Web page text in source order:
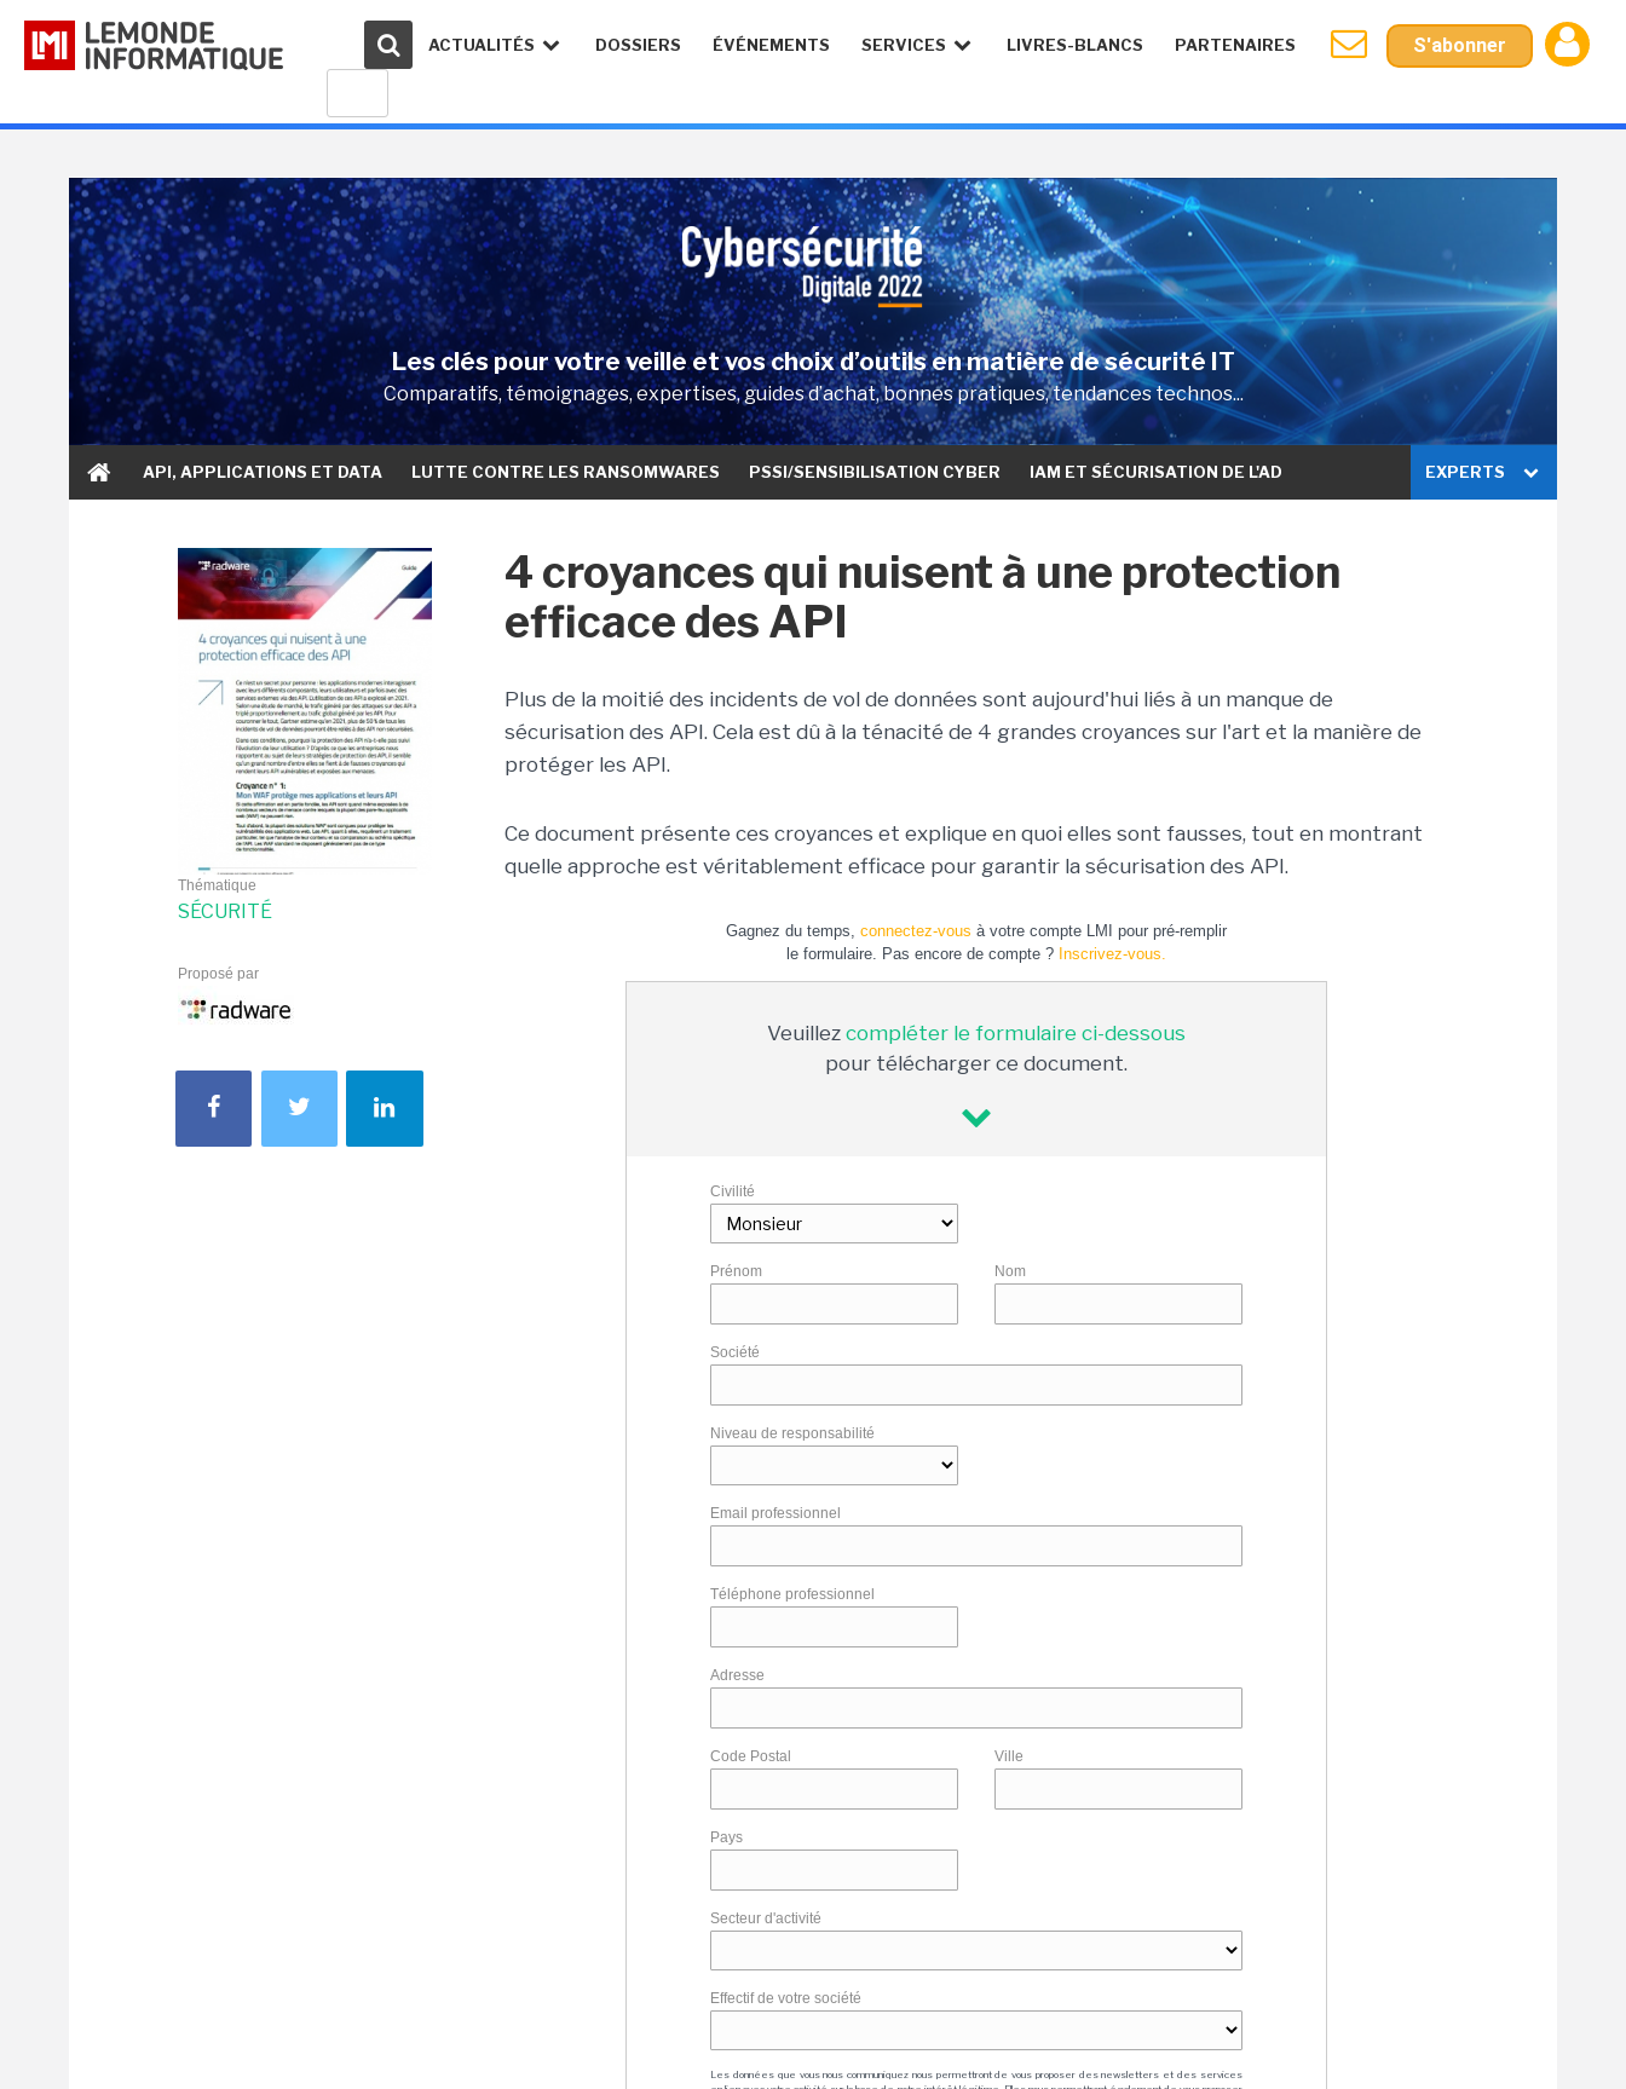
ACTUALITÉS DOSSIERS ÉVÉNEMENTS SERVICES LIVRES-BLANCS PARTENAIRES S'abonner
Les clés pour votre veille et vos choix d’outils en matière de sécurité IT
Comparatifs, témoignages, expertises, guides d’achat, bonnes pratiques, tendances technos...
API, APPLICATIONS ET DATA LUTTE CONTRE LES RANSOMWARES PSSI/SENSIBILISATION CYBER IAM ET SÉCURISATION DE L'AD EXPERTS
Thématique
SÉCURITÉ
Proposé par
4 croyances qui nuisent à une protection
efficace des API
Plus de la moitié des incidents de vol de données sont aujourd'hui liés à un manque de
sécurisation des API. Cela est dû à la ténacité de 4 grandes croyances sur l'art et la manière de
protéger les API.
Ce document présente ces croyances et explique en quoi elles sont fausses, tout en montrant
quelle approche est véritablement efficace pour garantir la sécurisation des API.
Gagnez du temps, connectez-vous à votre compte LMI pour pré-remplir
le formulaire. Pas encore de compte ? Inscrivez-vous.
Veuillez compléter le formulaire ci-dessous
pour télécharger ce document.
Civilité
Prénom Nom
Société
Niveau de responsabilité
Email professionnel
Téléphone professionnel
Adresse
Code Postal Ville
Pays
Secteur d'activité
Effectif de votre société
Les données que vous nous communiquez nous permettront de vous proposer des newsletters et des services